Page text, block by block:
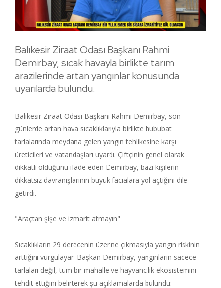
Balıkesir Ziraat Odası Başkanı Rahmi
Demirbay, sıcak havayla birlikte tarım
arazilerinde artan yangınlar konusunda
uyarılarda bulundu.
Balıkesir Ziraat Odası Başkanı Rahmi Demirbay, son
günlerde artan hava sıcaklıklarıyla birlikte hububat
tarlalarında meydana gelen yangın tehlikesine karşı
üreticileri ve vatandaşları uyardı. Çiftçinin genel olarak
dikkatli olduğunu ifade eden Demirbay, bazı kişilerin
dikkatsiz davranışlarının büyük facialara yol açtığını dile
getirdi.
"Araçtan şişe ve izmarit atmayın"
Sıcaklıkların 29 derecenin üzerine çıkmasıyla yangın riskinin
arttığını vurgulayan Başkan Demirbay, yangınların sadece
tarlaları değil, tüm bir mahalle ve hayvancılık ekosistemini
tehdit ettiğini belirterek şu açıklamalarda bulundu: